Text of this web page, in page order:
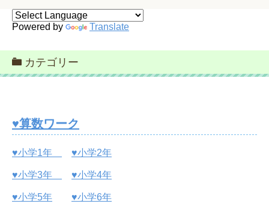
Powered by Translate
カテゴリー
♥算数ワーク
♥小学1年 ♥小学2年
♥小学3年 ♥小学4年
♥小学5年 ♥小学6年